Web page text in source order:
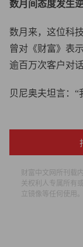
数月间态度发生
数月来，这位科
曾对《财富》表
逾百万次客户对
贝尼奥夫坦言：
席执行官交流，
类。原因就在于
没到那一步。现
财富中文网所刊载
关权利人专属所有
立镜像等任何使用。